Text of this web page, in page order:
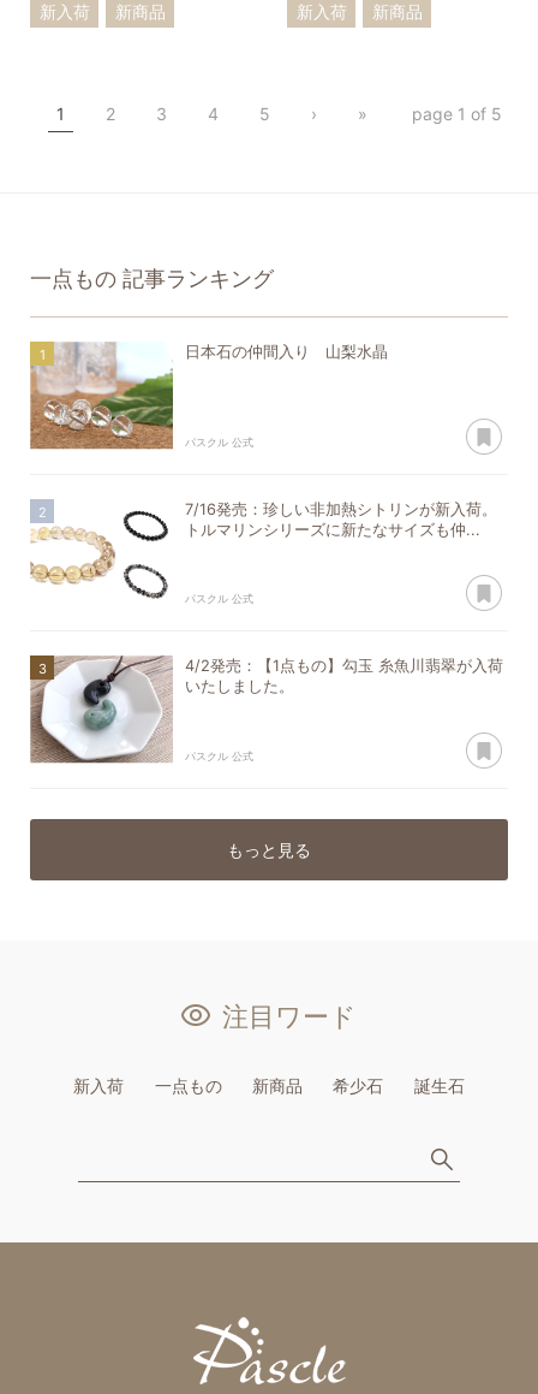
新入荷
新商品
ローズクォーツ
新入荷
新商品
1 2 3 4 5 › » page 1 of 5
一点もの 記事ランキング
日本石の仲間入り 山梨水晶
パスクル 公式
7/16発売：珍しい非加熱シトリンが新入荷。
トルマリンシリーズに新たなサイズも仲...
パスクル 公式
4/2発売：【1点もの】勾玉 糸魚川翡翠が入荷
いたしました。
パスクル 公式
もっと見る
注目ワード
新入荷 一点もの 新商品 希少石 誕生石